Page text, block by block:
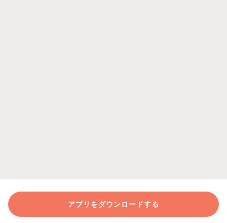
アプリをダウンロードする